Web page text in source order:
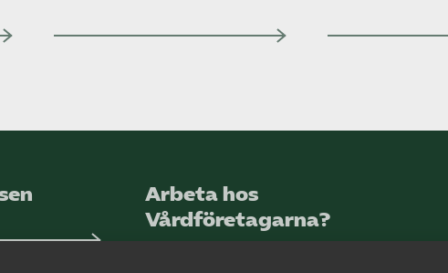
Arbeta hos
Vårdföretagarna?